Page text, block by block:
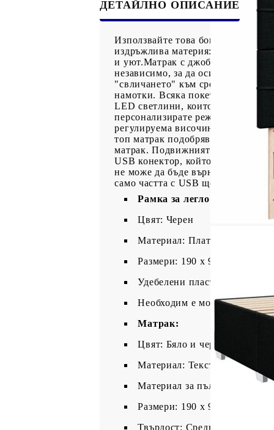
ДЕТАЙЛНО ОПИСАНИЕ
Използвайте това боксспринг
издръжлива материя:
и уют.Матрак с джоб пружини:
независимо, за да осигурят
"свличането" към средата на
намотки. Всяка покет пружина
LED светлини, които могат лесно
персонализирате режимите,
регулируема височина: Таблата
топ матрак подобрява опората и
матрак. Подвижният му калъф
USB конектор, който изисква
не може да бъде върнат, ако
само частта с USB ще продължи
Рамка за легло с табла:
Цвят: Черен
Материал: Плат (100%
Размери: 190 x 90 x 140,5/
Удебелени пластмасови
Необходим е монтаж
Матрак:
Цвят: Бяло и черно
Материал: Текстил (100%
Материал за пълнеж: Покет
Размери: 190 x 90 x 20 см
Твърдост: Средна